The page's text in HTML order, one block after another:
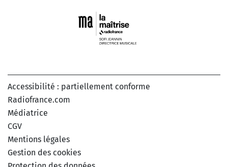
Accessibilité : partiellement conforme
Radiofrance.com
Médiatrice
CGV
Mentions légales
Gestion des cookies